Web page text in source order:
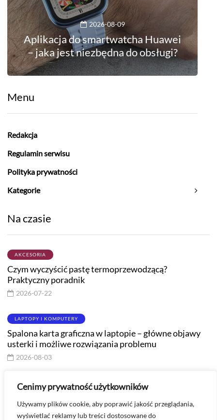
Cenimy prywatność użytkowników
Używamy plików cookie, aby poprawić jakość przeglądania,
wyświetlać reklamy lub treści dostosowane do
Menu
Redakcja
Regulamin serwisu
Polityka prywatności
Kategorie
Na czasie
AKCESORIA
Praktyczny poradnik
2026-07-22
LAPTOPY I KOMPUTERY
Spalona karta graficzna w laptopie – główne objawy
usterki i możliwe rozwiązania problemu
2026-08-03
AKCESORIA
Kalorie w Apple Watch – czy pomiary aktywności są
precyzyjne?
2026-07-30
Masz pytanie? Skontaktuj się ze mną -
kontakt@technologiawspodnicy.pl